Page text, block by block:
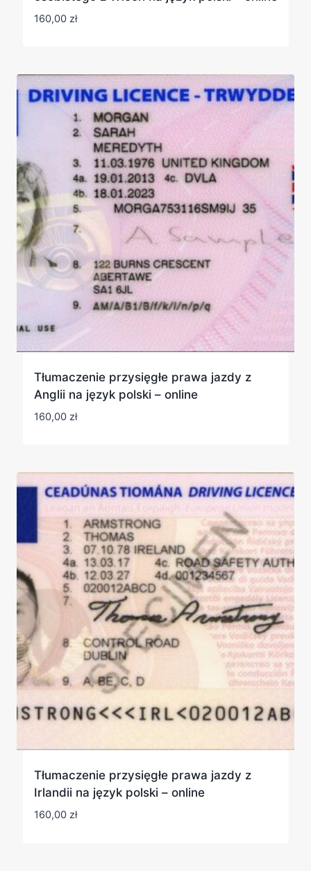
160,00 zł
Tłumaczenie przysięgłe prawa jazdy z
Anglii na język polski – online
160,00 zł
Tłumaczenie przysięgłe prawa jazdy z
Irlandii na język polski – online
160,00 zł